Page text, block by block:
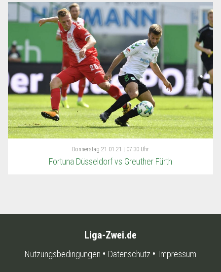
Donnerstag 21.01.21 | 07:30 Uhr
Fortuna Düsseldorf vs Greuther Fürth
Liga-Zwei.de
Nutzungsbedingungen Datenschutz Impressum